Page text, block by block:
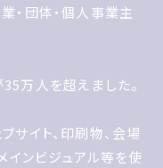
いただける企業団体
ます
が35万人を超えまし
・団体・個人事業主
万人を超えました。
サイト、印刷物、会場
インビジュアル等を使